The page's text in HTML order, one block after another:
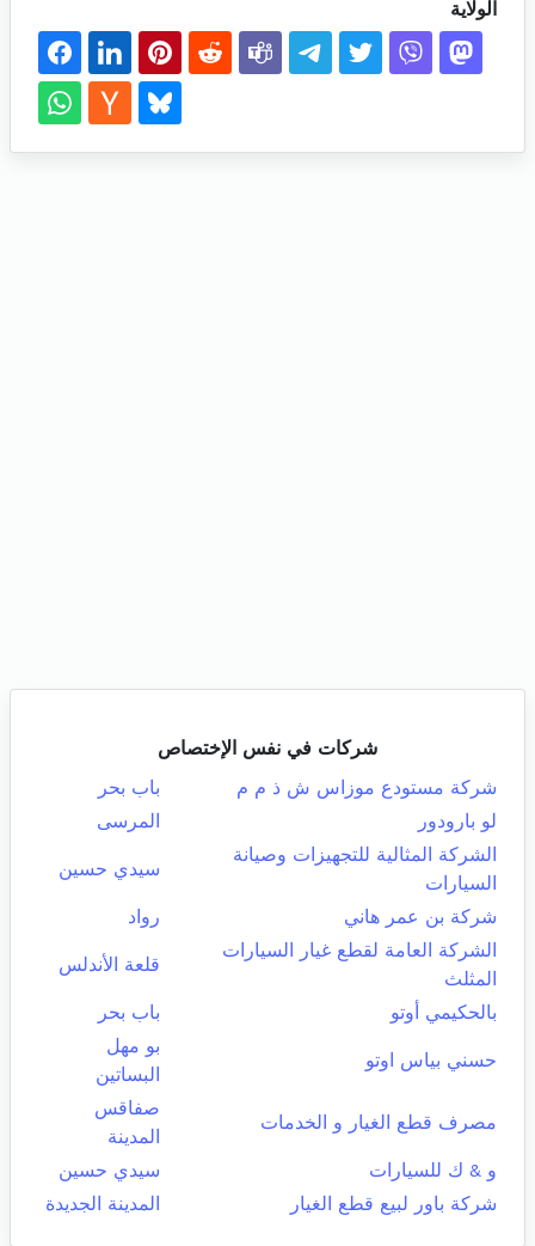
الولاية
شركات في نفس الإختصاص
شركة مستودع موزاس ش ذ م م
باب بحر
لو بارودور
المرسى
الشركة المثالية للتجهيزات وصيانة
السيارات
سيدي حسين
شركة بن عمر هاني
رواد
الشركة العامة لقطع غيار السيارات
المثلث
قلعة الأندلس
بالحكيمي أوتو باب بحر
حسني بياس اوتو
بو مهل
البساتين
مصرف قطع الغيار و الخدمات
صفاقس
المدينة
و & ك للسيارات
سيدي حسين
شركة باور لبيع قطع الغيار
المدينة الجديدة